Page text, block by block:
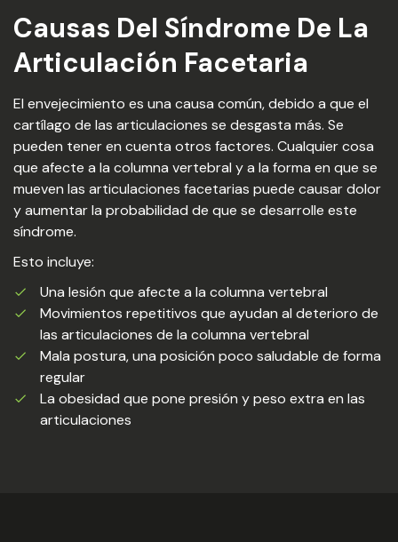
Causas Del Síndrome De La
Articulación Facetaria
El envejecimiento es una causa común, debido a que el
cartílago de las articulaciones se desgasta más. Se
pueden tener en cuenta otros factores. Cualquier cosa
que afecte a la columna vertebral y a la forma en que se
mueven las articulaciones facetarias puede causar dolor
y aumentar la probabilidad de que se desarrolle este
síndrome.
Esto incluye:
Una lesión que afecte a la columna vertebral
Movimientos repetitivos que ayudan al deterioro de
las articulaciones de la columna vertebral
Mala postura, una posición poco saludable de forma
regular
La obesidad que pone presión y peso extra en las
articulaciones